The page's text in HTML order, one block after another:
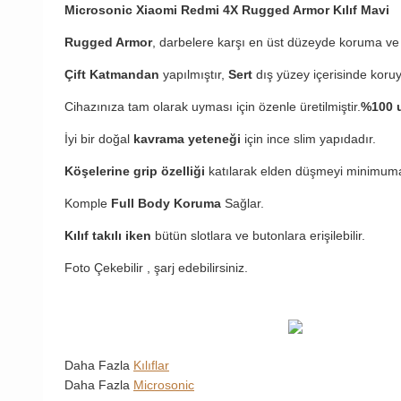
Microsonic Xiaomi Redmi 4X Rugged Armor Kılıf Mavi
Rugged Armor, darbelere karşı en üst düzeyde koruma
Çift Katmandan yapılmıştır, Sert dış yüzey içerisinde
Cihazınıza tam olarak uyması için özenle üretilmiştir.%100
İyi bir doğal kavrama yeteneği için ince slim yapıdadır.
Köşelerine grip özelliği katılarak elden düşmeyi
Komple Full Body Koruma Sağlar.
Kılıf takılı iken bütün slotlara ve butonlara erişilebilir.
Foto Çekebilir , şarj edebilirsiniz.
Daha Fazla Kılıflar
Daha Fazla Microsonic